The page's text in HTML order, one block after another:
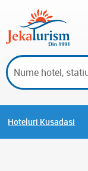
Hoteluri Kusadasi